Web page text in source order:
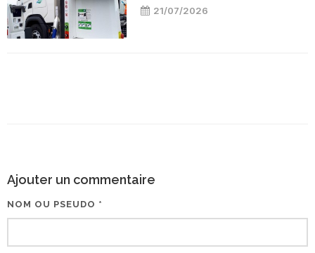
21/07/2026
Ajouter un commentaire
NOM OU PSEUDO *